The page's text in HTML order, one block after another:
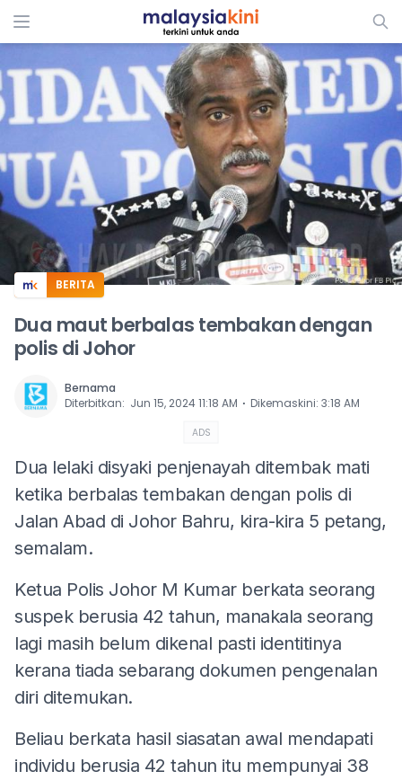
ADS
BERITA
Dua maut berbalas tembakan dengan
polis di Johor
Bernama
Diterbitkan: Jun 15, 2024 11:18 AM ⋅ Dikemaskini: 3:18 AM
ADS
Dua lelaki disyaki penjenayah ditembak mati
ketika berbalas tembakan dengan polis di
Jalan Abad di Johor Bahru, kira-kira 5 petang,
semalam.
Ketua Polis Johor M Kumar berkata seorang
suspek berusia 42 tahun, manakala seorang
lagi masih belum dikenal pasti identitinya
kerana tiada sebarang dokumen pengenalan
diri ditemukan.
Beliau berkata hasil siasatan awal mendapati
individu berusia 42 tahun itu mempunyai 38